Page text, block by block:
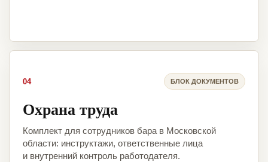
04 БЛОК ДОКУМЕНТОВ
Охрана труда
Комплект для сотрудников бара в Московской
области: инструктажи, ответственные лица
и внутренний контроль работодателя.